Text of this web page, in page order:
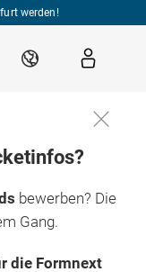
werden!
DE
bewerben? Die
Gang.
die Formnext